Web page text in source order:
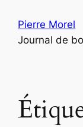
contenu
Pierre Morel
Journal de